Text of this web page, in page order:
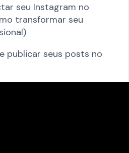
seu Instagram no
transformar seu
publicar seus posts no